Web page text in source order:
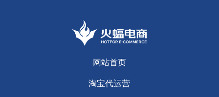
网站首页
淘宝代运营